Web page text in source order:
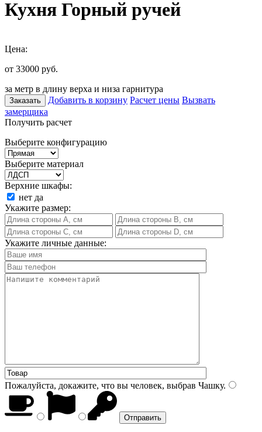
Кухня Горный ручей
Цена:
от 33000 руб.
за метр в длину верха и низа гарнитура
Заказать Добавить в корзину Расчет цены Вызвать
замерщика
Получить расчет
Выберите конфигурацию
Выберите материал
Верхние шкафы:
нет да
Укажите размер:
Укажите личные данные:
Пожалуйста, докажите, что вы человек, выбрав Чашку.